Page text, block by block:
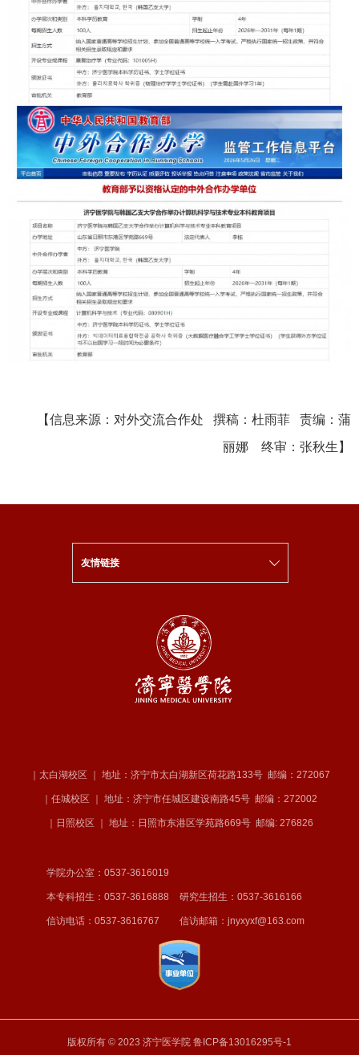
【信息来源：对外交流合作处 撰稿：杜雨菲 责编：蒲
丽娜 终审：张秋生】
友情链接
｜太白湖校区 ｜ 地址：济宁市太白湖新区荷花路133号 邮编：272067
｜任城校区 ｜ 地址：济宁市任城区建设南路45号 邮编：272002
｜日照校区 ｜ 地址：日照市东港区学苑路669号 邮编: 276826
学院办公室：0537-3616019
本专科招生：0537-3616888 研究生招生：0537-3616166
信访电话：0537-3616767 信访邮箱：jnyxyxf@163.com
版权所有 © 2023 济宁医学院 鲁ICP备13016295号-1